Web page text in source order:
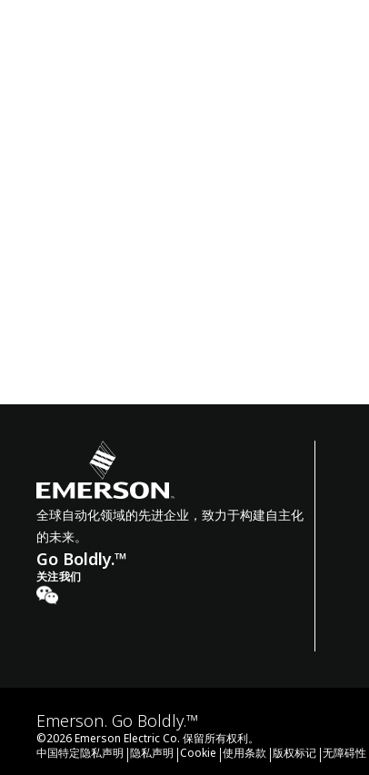
全球自动化领域的先进企业，致力于构建自主化
的未来。
Go Boldly.™
关注我们
Emerson. Go Boldly.™
©2026Emerson Electric Co. 保留所有权利。
中国特定隐私声明 |隐私声明 |Cookie |使用条款 |版权标记 |无障碍性